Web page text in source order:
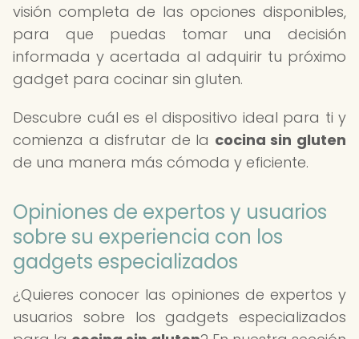
visión completa de las opciones disponibles,
para que puedas tomar una decisión
informada y acertada al adquirir tu próximo
gadget para cocinar sin gluten.
Descubre cuál es el dispositivo ideal para ti y
comienza a disfrutar de la cocina sin gluten
de una manera más cómoda y eficiente.
Opiniones de expertos y usuarios
sobre su experiencia con los
gadgets especializados
¿Quieres conocer las opiniones de expertos y
usuarios sobre los gadgets especializados